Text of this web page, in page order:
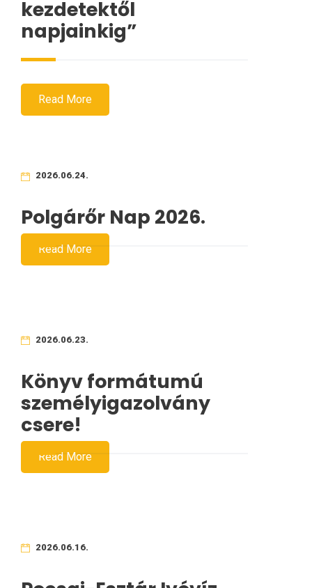
kezdetektől
napjainkig”
Read More
2026.06.24.
Polgárőr Nap 2026.
Read More
2026.06.23.
Könyv formátumú
személyigazolvány
csere!
Read More
2026.06.16.